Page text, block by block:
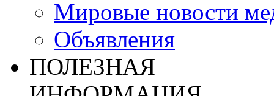
Мировые новости
Объявления
ПОЛЕЗНАЯ